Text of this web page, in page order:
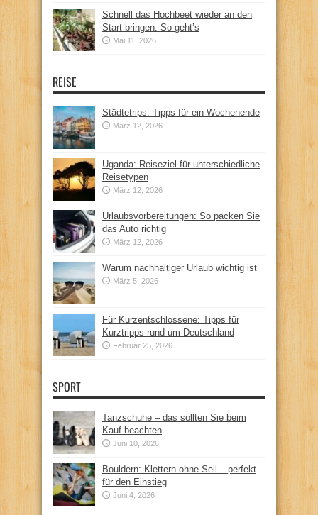
Schnell das Hochbeet wieder an den
Start bringen: So geht’s
Mai 11, 2026
REISE
Städtetrips: Tipps für ein Wochenende
März 12, 2026
Uganda: Reiseziel für unterschiedliche
Reisetypen
März 12, 2026
Urlaubsvorbereitungen: So packen Sie
das Auto richtig
März 12, 2026
Warum nachhaltiger Urlaub wichtig ist
März 5, 2026
Für Kurzentschlossene: Tipps für
Kurztripps rund um Deutschland
Februar 25, 2026
SPORT
Tanzschuhe – das sollten Sie beim
Kauf beachten
Juni 10, 2026
Bouldern: Klettern ohne Seil – perfekt
für den Einstieg
Juni 4, 2026